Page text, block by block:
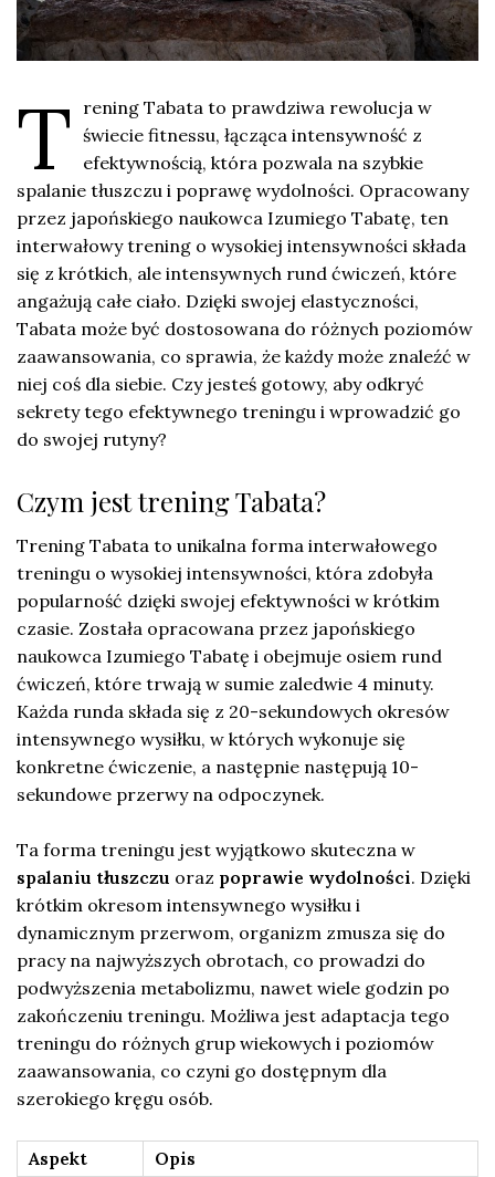
T
rening Tabata to prawdziwa rewolucja w
świecie fitnessu, łącząca intensywność z
efektywnością, która pozwala na szybkie
spalanie tłuszczu i poprawę wydolności. Opracowany
przez japońskiego naukowca Izumiego Tabatę, ten
interwałowy trening o wysokiej intensywności składa
się z krótkich, ale intensywnych rund ćwiczeń, które
angażują całe ciało. Dzięki swojej elastyczności,
Tabata może być dostosowana do różnych poziomów
zaawansowania, co sprawia, że każdy może znaleźć w
niej coś dla siebie. Czy jesteś gotowy, aby odkryć
sekrety tego efektywnego treningu i wprowadzić go
do swojej rutyny?
Czym jest trening Tabata?
Trening Tabata to unikalna forma interwałowego
treningu o wysokiej intensywności, która zdobyła
popularność dzięki swojej efektywności w krótkim
czasie. Została opracowana przez japońskiego
naukowca Izumiego Tabatę i obejmuje osiem rund
ćwiczeń, które trwają w sumie zaledwie 4 minuty.
Każda runda składa się z 20-sekundowych okresów
intensywnego wysiłku, w których wykonuje się
konkretne ćwiczenie, a następnie następują 10-
sekundowe przerwy na odpoczynek.
Ta forma treningu jest wyjątkowo skuteczna w
spalaniu tłuszczu oraz poprawie wydolności. Dzięki
krótkim okresom intensywnego wysiłku i
dynamicznym przerwom, organizm zmusza się do
pracy na najwyższych obrotach, co prowadzi do
podwyższenia metabolizmu, nawet wiele godzin po
zakończeniu treningu. Możliwa jest adaptacja tego
treningu do różnych grup wiekowych i poziomów
zaawansowania, co czyni go dostępnym dla
szerokiego kręgu osób.
Aspekt
Opis